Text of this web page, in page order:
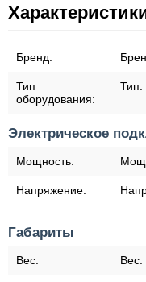
Бренд:
Тип
оборудования:
Тип:
Электрическое
Мощность:
Напряжение:
Габариты
Вес: Вес: